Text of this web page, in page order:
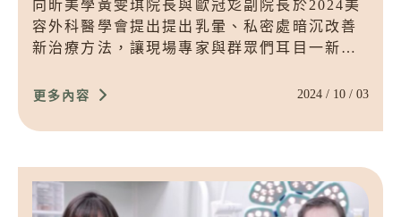
向昕美學黃雯琪院長與歐冠彣副院長於2024美
容外科醫學會提出提出乳暈、私密處暗沉改善
新治療方法，讓現場專家與群眾們耳目一新，
更多內容 2024 / 10 / 03